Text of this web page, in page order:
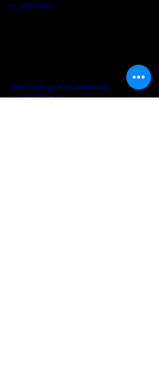
v=_IqN65iNBZs
https://www.youtube.com/watch?
v=4PIdFIGQRxk